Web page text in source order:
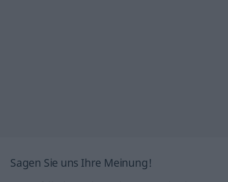
Sagen Sie uns Ihre Meinung!